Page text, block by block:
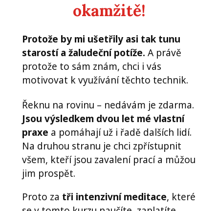
okamžitě!
Protože by mi ušetřily asi tak tunu
starostí a žaludeční potíže. A právě
protože to sám znám, chci i vás
motivovat k využívání těchto technik.
Řeknu na rovinu – nedávám je zdarma.
Jsou výsledkem dvou let mé vlastní
praxe a pomáhají už i řadě dalších lidí.
Na druhou stranu je chci zpřístupnit
všem, kteří jsou zavalení prací a můžou
jim prospět.
Proto za tři intenzivní meditace, které